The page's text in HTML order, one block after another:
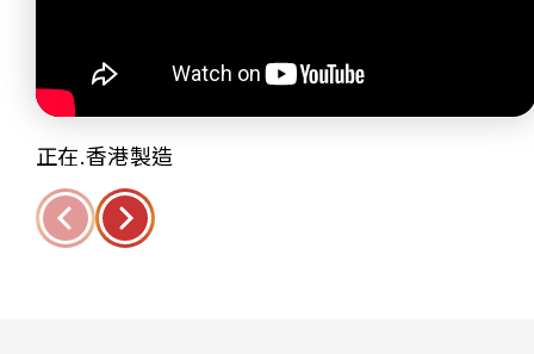
正在.香港製造